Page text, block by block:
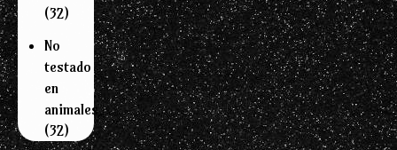
(32)
No
testado
en
animales
(32)